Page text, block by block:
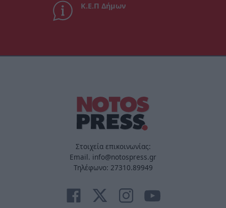
Κ.Ε.Π Δήμων
Στοιχεία επικοινωνίας:
Email. info@notospress.gr
Τηλέφωνο: 27310.89949